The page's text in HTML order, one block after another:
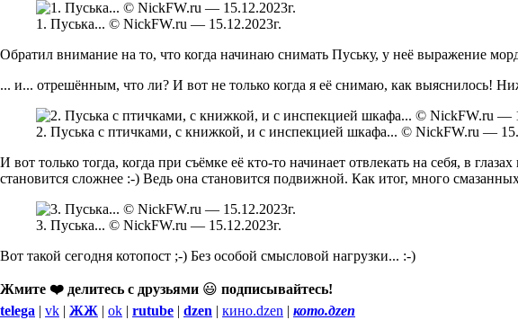
1. Пуська... © NickFW.ru — 15.12.2023г.
Обратил внимание на то, что когда начинаю снимать Пуську, у неё выражение
... и... отрешённым, что ли? И вот не только когда я её снимаю, как выяснилось!
2. Пуська с птичками, с книжкой, и с инспекцией шкафа... © NickFW.ru —
И вот только тогда, когда при съёмке её кто-то начинает отвлекать на себя, в
становится сложнее :-) Ведь она становится подвижной. Как итог, много
3. Пуська... © NickFW.ru — 15.12.2023г.
Вот такой сегодня котопост ;-) Без особой смысловой нагрузки... :-)
Жмите ❤️ делитесь с друзьями 😃 подписывайтесь!
telega | vk | ЖЖ | ok | rutube | dzen | кино.dzen | кото.дzen